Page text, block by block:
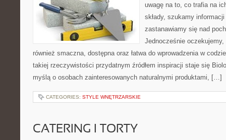
uwagę na to, co trafia na
składy, szukamy
zastanawiamy się nad
Jednocześnie
również smaczna, dostępna oraz łatwa do wprowadzenia w
takiej rzeczywistości przydatnym źródłem inspiracji staje się
myślą o osobach zainteresowanych naturalnymi produktami, […]
CATEGORIES: STYLE WNĘTRZARSKIE
CATERING I TORTY